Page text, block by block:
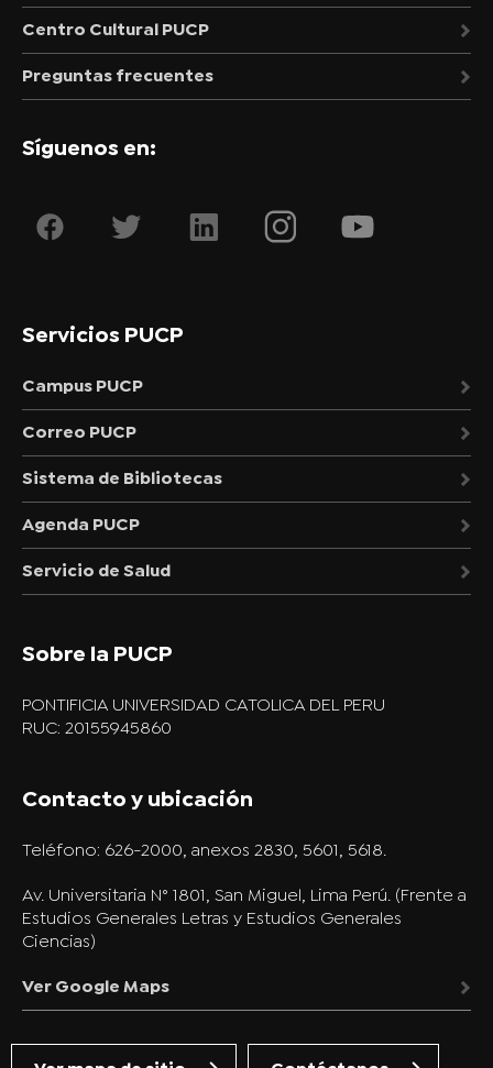
Centro Cultural PUCP
Preguntas frecuentes
Síguenos en:
Servicios PUCP
Campus PUCP
Correo PUCP
Sistema de Bibliotecas
Agenda PUCP
Servicio de Salud
Sobre la PUCP
PONTIFICIA UNIVERSIDAD CATOLICA DEL PERU
RUC: 20155945860
Contacto y ubicación
Teléfono: 626-2000, anexos 2830, 5601, 5618.
Av. Universitaria N° 1801, San Miguel, Lima Perú. (Frente a
Estudios Generales Letras y Estudios Generales
Ciencias)
Ver Google Maps